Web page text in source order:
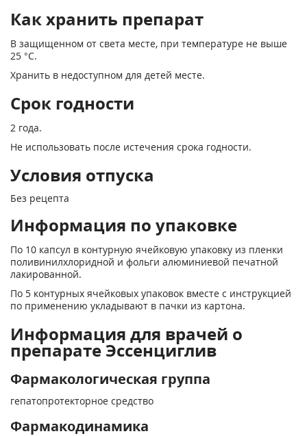
Как хранить препарат
В защищенном от света месте, при температуре не выше
25 °С.
Хранить в недоступном для детей месте.
Срок годности
2 года.
Не использовать после истечения срока годности.
Условия отпуска
Без рецепта
Информация по упаковке
По 10 капсул в контурную ячейковую упаковку из пленки
поливинилхлоридной и фольги алюминиевой печатной
лакированной.
По 5 контурных ячейковых упаковок вместе с инструкцией
по применению укладывают в пачки из картона.
Информация для врачей о
препарате Эссенциглив
Фармакологическая группа
гепатопротекторное средство
Фармакодинамика